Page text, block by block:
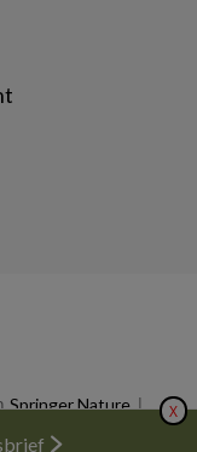
Springer Nature| X
Abonneren